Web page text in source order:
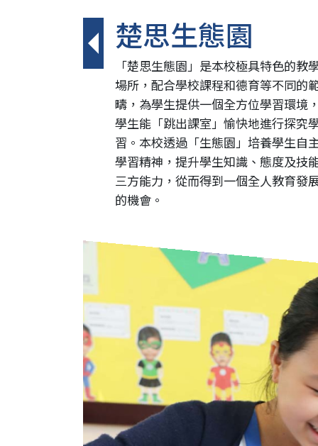
楚思生態園
「楚思生態園」是本校極具特色的教
場所，配合學校課程和德育等不同的
疇，為學生提供一個全方位學習環境
學生能「跳出課室」愉快地進行探究
習。本校透過「生態園」培養學生自
學習精神，提升學生知識、態度及技
三方能力，從而得到一個全人教育發
的機會。